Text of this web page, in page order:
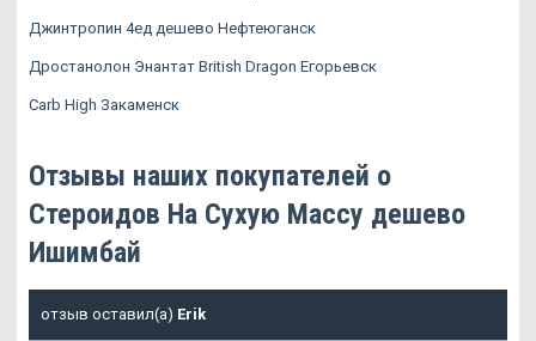
Джинтропин 4ед дешево Нефтеюганск
Дростанолон Энантат British Dragon Егорьевск
Carb High Закаменск
Отзывы наших покупателей о
Стероидов На Сухую Массу дешево
Ишимбай
отзыв оставил(а) Erik